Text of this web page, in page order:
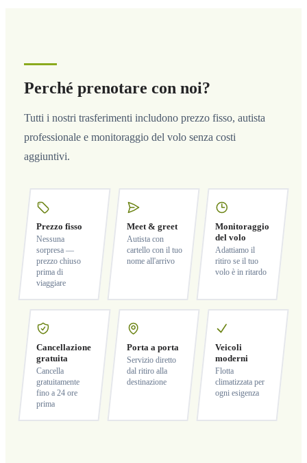
Perché prenotare con noi?
Tutti i nostri trasferimenti includono prezzo fisso, autista
professionale e monitoraggio del volo senza costi
aggiuntivi.
Prezzo fisso
Nessuna
sorpresa —
prezzo chiuso
prima di
viaggiare
Meet & greet
Autista con
cartello con il tuo
nome all'arrivo
Monitoraggio
del volo
Adattiamo il
ritiro se il tuo
volo è in ritardo
Cancellazione
gratuita
Cancella
gratuitamente
fino a 24 ore
prima
Porta a porta
Servizio diretto
dal ritiro alla
destinazione
Veicoli
moderni
Flotta
climatizzata per
ogni esigenza